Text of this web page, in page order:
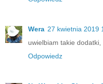
Wera 27 kwietnia 2019
uwielbiam takie
Odpowiedz